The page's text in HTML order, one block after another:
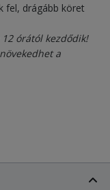
fel, drágább köret
órától kezdődik!
a